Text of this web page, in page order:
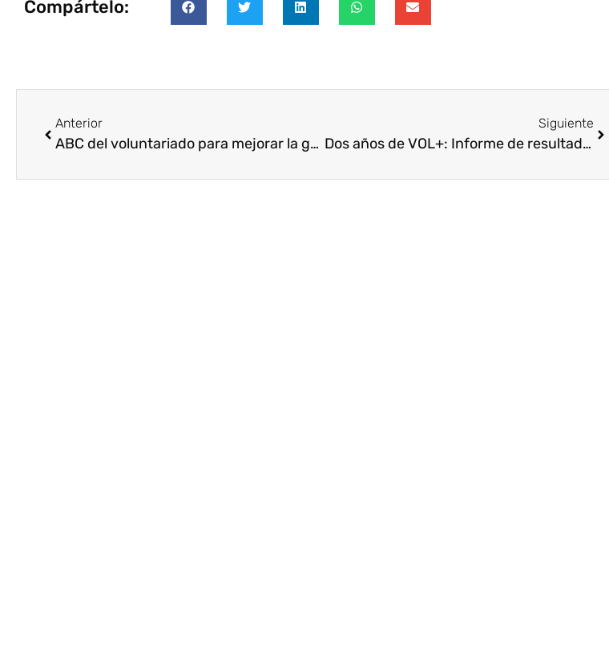
Compártelo:
Anterior
ABC del voluntariado para mejorar la gestión de las ONG
Siguiente
Dos años de VOL+: Informe de resultados 2014-2015